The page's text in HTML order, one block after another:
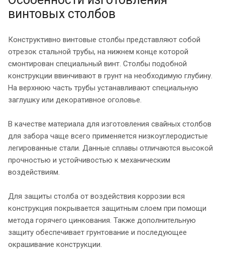
винтовых столбов
Конструктивно винтовые столбы представляют собой
отрезок стальной трубы, на нижнем конце которой
смонтирован специальный винт. Столбы подобной
конструкции ввинчивают в грунт на необходимую глубину.
На верхнюю часть трубы устанавливают специальную
заглушку или декоративное оголовье.
В качестве материала для изготовления свайных столбов
для забора чаще всего применяется низкоуглеродистые
легированные стали. Данные сплавы отличаются высокой
прочностью и устойчивостью к механическим
воздействиям.
Для защиты столба от воздействия коррозии вся
конструкция покрывается защитным слоем при помощи
метода горячего цинкования. Также дополнительную
защиту обеспечивает грунтование и последующее
окрашивание конструкции.